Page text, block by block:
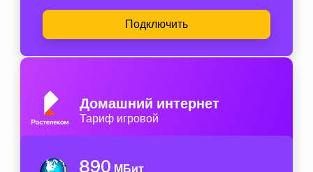
Подключить
Домашний интернет
Тариф игровой
890 МБит